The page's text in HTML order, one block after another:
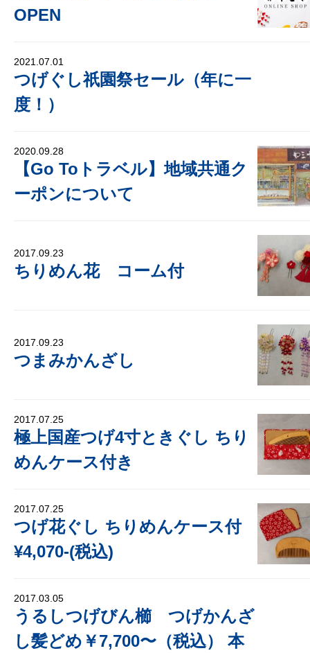
OPEN
2021.07.01
つげぐし祇園祭セール（年に一
度！）
2020.09.28
【Go Toトラベル】地域共通ク
ーポンについて
2017.09.23
ちりめん花 コーム付
2017.09.23
つまみかんざし
2017.07.25
極上国産つげ4寸ときぐし ちり
めんケース付き
2017.07.25
つげ花ぐし ちりめんケース付
¥4,070-(税込)
2017.03.05
うるしつげびん櫛 つげかんざ
し髪どめ￥7,700〜（税込） 本